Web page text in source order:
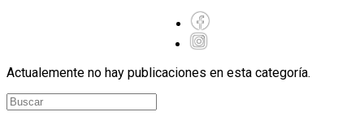
Actualemente no hay publicaciones en esta categoría.